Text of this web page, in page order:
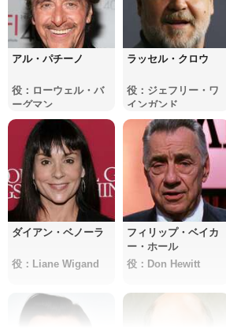
アル・パチーノ
役：ローウェル・バ
ーグマン
ラッセル・クロウ
役：ジェフリー・ワ
インガンド
ダイアン・ベノーラ
役：Liane Wigand
フィリップ・ベイカ
ー・ホール
役：Don Hewitt